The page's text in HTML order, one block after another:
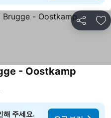
공유 즐
- Oostkamp
해 주세요.